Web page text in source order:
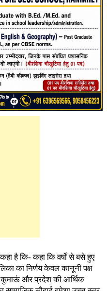
है कि- कहा कि वर्षों से बसे हुए
का निर्णय केवल कानूनी पक्ष
कुमाऊं और प्रदेश की आर्थिक